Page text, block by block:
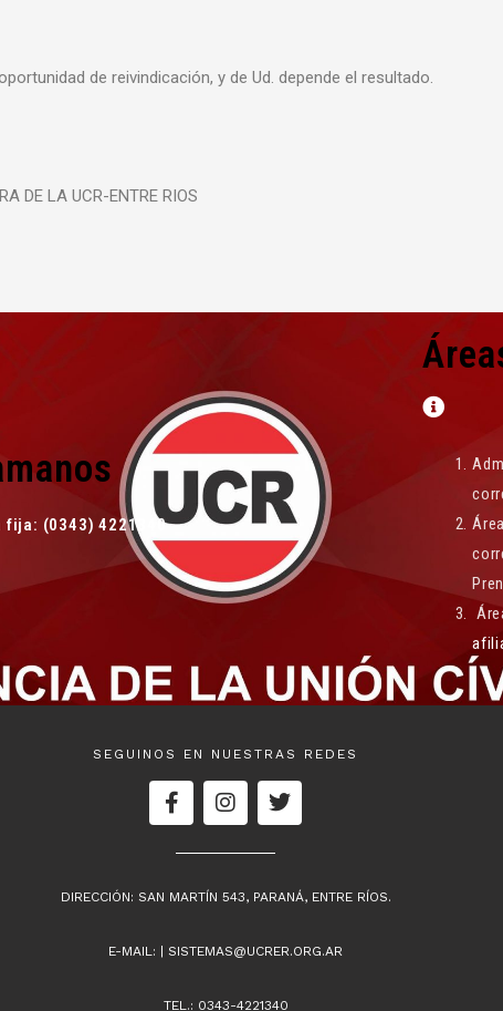
de reivindicación, y de Ud. depende el resultado.
DE LA UCR-ENTRE RIOS
fija: (0343) 4221340
SEGUINOS EN NUESTRAS REDES
DIRECCIÓN: SAN MARTÍN 543, PARANÁ, ENTRE RÍOS.
E-MAIL: | SISTEMAS@UCRER.ORG.AR
TEL.: 0343-4221340